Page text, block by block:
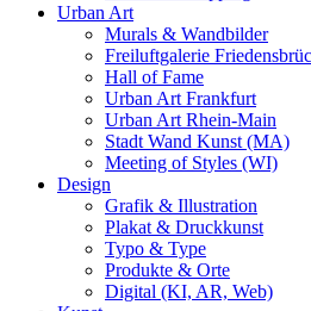
Urban Art
Murals & Wandbilder
Freiluftgalerie
Hall of Fame
Urban Art Frankfurt
Urban Art Rhein-Main
Stadt Wand Kunst (MA)
Meeting of Styles (WI)
Design
Grafik & Illustration
Plakat & Druckkunst
Typo & Type
Produkte & Orte
Digital (KI, AR, Web)